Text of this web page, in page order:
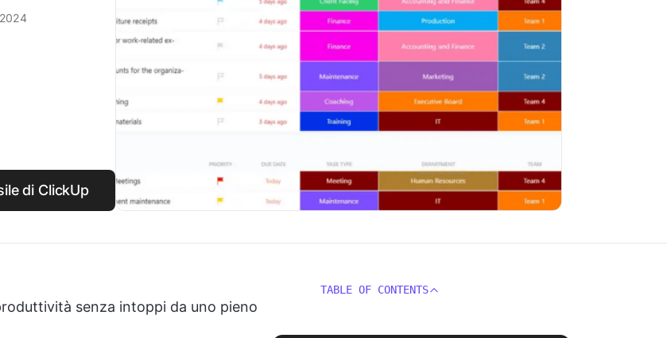
di ClickUp
senza intoppi da uno pieno
TABLE OF CONTENTS